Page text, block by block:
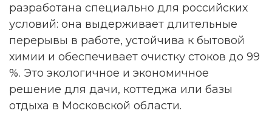
разработана специально для российских
условий: она выдерживает длительные
перерывы в работе, устойчива к бытовой
химии и обеспечивает очистку стоков до 99
%. Это экологичное и экономичное
решение для дачи, коттеджа или базы
отдыха в Московской области.